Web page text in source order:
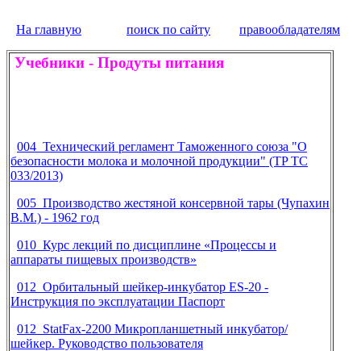
На главную поиск по сайту правообладателям
Учебники - Продуты питания
004 Технический регламент Таможенного союза "О
безопасности молока и молочной продукции" (TP ТС
033/2013)
005 Производство жестяной консервной тары (Чупахин
В.М.) - 1962 год
010 Курс лекций по дисциплине «Процессы и
аппараты пищевых производств»
012 Орбитальный шейкер-инкубатор ES-20 -
Инструкция по эксплуатации Паспорт
012 StatFax-2200 Микропланшетный инкубатор/
шейкер. Руководство пользователя